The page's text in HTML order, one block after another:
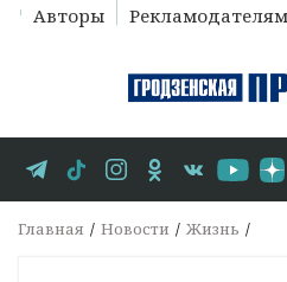
Авторы Рекламодателям
Главная Новости Жизнь